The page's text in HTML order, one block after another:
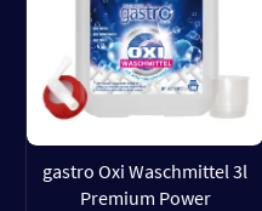
gastro Oxi Waschmittel 3l
Premium Power